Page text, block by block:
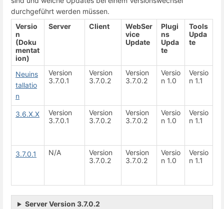
durchgeführt werden müssen.
Versio
n
(Doku
mentat
ion)
Server Client
WebSer
vice
Update
Plugi
ns
Upda
te
Tools
Upda
te
Neuins
tallatio
n
Version
3.7.0.1
Version
3.7.0.2
Version
3.7.0.2
Versio
n 1.0
Versio
n 1.1
3.6.X.X
Version
3.7.0.1
Version
3.7.0.2
Version
3.7.0.2
Versio
n 1.0
Versio
n 1.1
3.7.0.1 N/A
Version
3.7.0.2
Version
3.7.0.2
Versio
n 1.0
Versio
n 1.1
Server Version 3.7.0.2